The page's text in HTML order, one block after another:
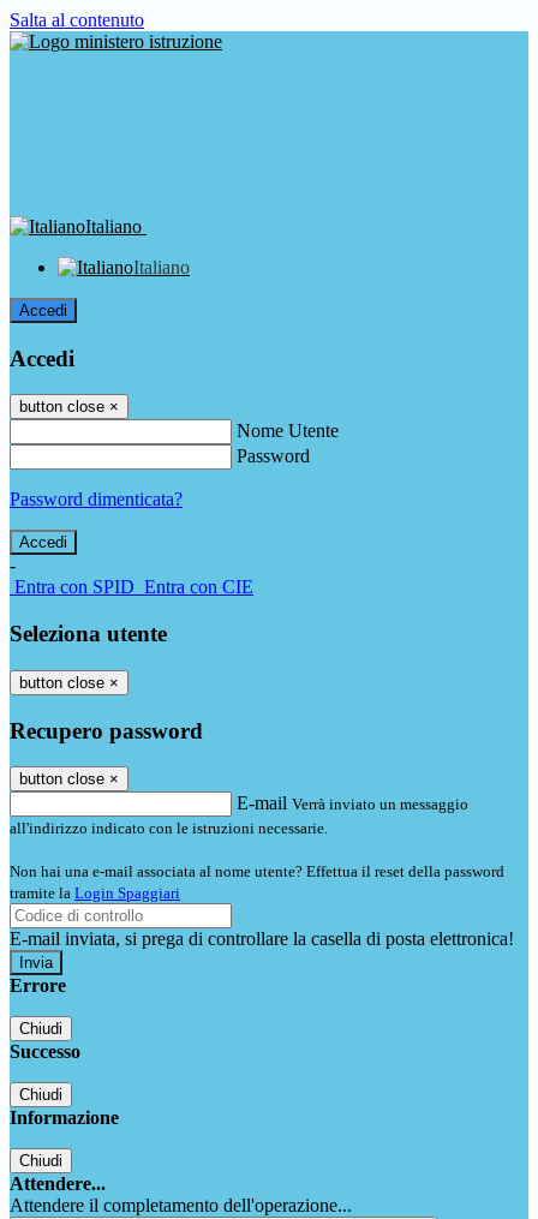
Salta al contenuto
Italiano
Italiano
Accedi
Accedi
button close ×
Nome Utente
Password
Password dimenticata?
-
Entra con SPID Entra con CIE
Seleziona utente
button close ×
Recupero password
button close ×
E-mail Verrà inviato un messaggio
all'indirizzo indicato con le istruzioni necessarie.
Non hai una e-mail associata al nome utente? Effettua il reset della password
tramite la Login Spaggiari
E-mail inviata, si prega di controllare la casella di posta elettronica!
Errore
Chiudi
Successo
Chiudi
Informazione
Chiudi
Attendere...
Attendere il completamento dell'operazione...